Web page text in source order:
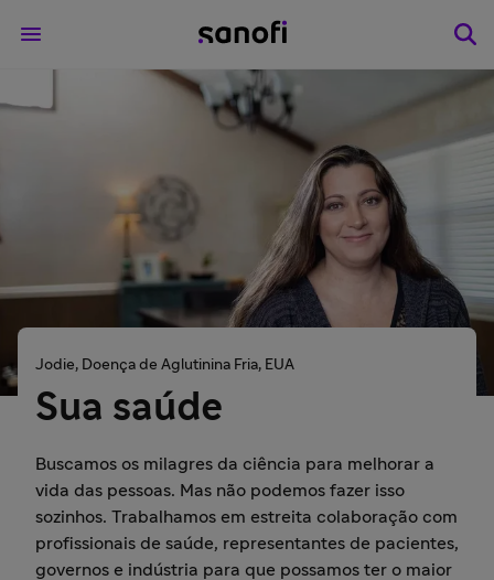
Jodie, Doença de Aglutinina Fria, EUA
Sua saúde
Buscamos os milagres da ciência para melhorar a
vida das pessoas. Mas não podemos fazer isso
sozinhos. Trabalhamos em estreita colaboração com
profissionais de saúde, representantes de pacientes,
governos e indústria para que possamos ter o maior